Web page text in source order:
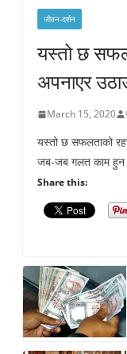
जीवन-दर्शन
यस्तो छ
अपनाएर
March 15, 2020
यस्तो छ सफलताको
जब-जब गलत काम हुन
Share this: